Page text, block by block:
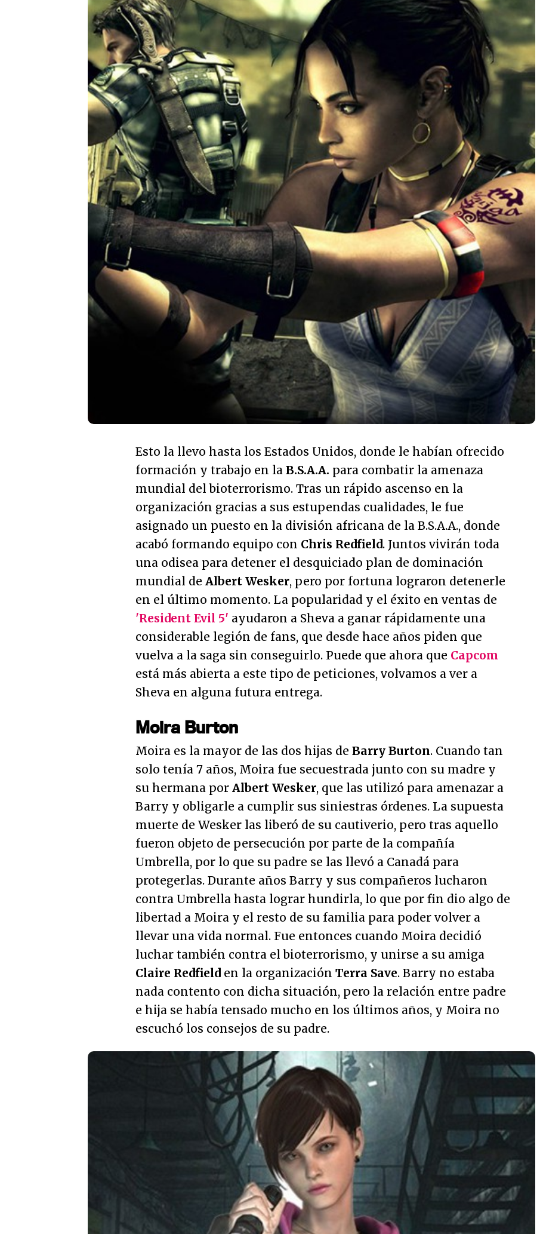
Esto la llevo hasta los Estados Unidos, donde le habían ofrecido
formación y trabajo en la B.S.A.A. para combatir la amenaza
mundial del bioterrorismo. Tras un rápido ascenso en la
organización gracias a sus estupendas cualidades, le fue
asignado un puesto en la división africana de la B.S.A.A., donde
acabó formando equipo con Chris Redfield. Juntos vivirán toda
una odisea para detener el desquiciado plan de dominación
mundial de Albert Wesker, pero por fortuna lograron detenerle
en el último momento. La popularidad y el éxito en ventas de
'Resident Evil 5' ayudaron a Sheva a ganar rápidamente una
considerable legión de fans, que desde hace años piden que
vuelva a la saga sin conseguirlo. Puede que ahora que Capcom
está más abierta a este tipo de peticiones, volvamos a ver a
Sheva en alguna futura entrega.
Moira Burton
Moira es la mayor de las dos hijas de Barry Burton. Cuando tan
solo tenía 7 años, Moira fue secuestrada junto con su madre y
su hermana por Albert Wesker, que las utilizó para amenazar a
Barry y obligarle a cumplir sus siniestras órdenes. La supuesta
muerte de Wesker las liberó de su cautiverio, pero tras aquello
fueron objeto de persecución por parte de la compañía
Umbrella, por lo que su padre se las llevó a Canadá para
protegerlas. Durante años Barry y sus compañeros lucharon
contra Umbrella hasta lograr hundirla, lo que por fin dio algo de
libertad a Moira y el resto de su familia para poder volver a
llevar una vida normal. Fue entonces cuando Moira decidió
luchar también contra el bioterrorismo, y unirse a su amiga
Claire Redfield en la organización Terra Save. Barry no estaba
nada contento con dicha situación, pero la relación entre padre
e hija se había tensado mucho en los últimos años, y Moira no
escuchó los consejos de su padre.